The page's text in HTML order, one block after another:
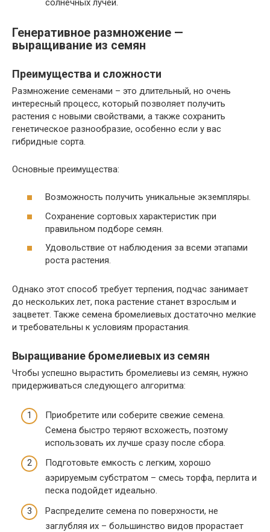
Генеративное размножение —
выращивание из семян
Преимущества и сложности
Размножение семенами – это длительный, но очень
интересный процесс, который позволяет получить
растения с новыми свойствами, а также сохранить
генетическое разнообразие, особенно если у вас
гибридные сорта.
Основные преимущества:
Возможность получить уникальные экземпляры.
Сохранение сортовых характеристик при
правильном подборе семян.
Удовольствие от наблюдения за всеми этапами
роста растения.
Однако этот способ требует терпения, подчас занимает
до нескольких лет, пока растение станет взрослым и
зацветет. Также семена бромелиевых достаточно мелкие
и требовательны к условиям прорастания.
Выращивание бромелиевых из семян
Чтобы успешно вырастить бромелиевы из семян, нужно
придерживаться следующего алгоритма:
Приобретите или соберите свежие семена.
Семена быстро теряют всхожесть, поэтому
использовать их лучше сразу после сбора.
Подготовьте емкость с легким, хорошо
аэрируемым субстратом – смесь торфа, перлита и
песка подойдет идеально.
Распределите семена по поверхности, не
заглубляя их – большинство видов прорастает